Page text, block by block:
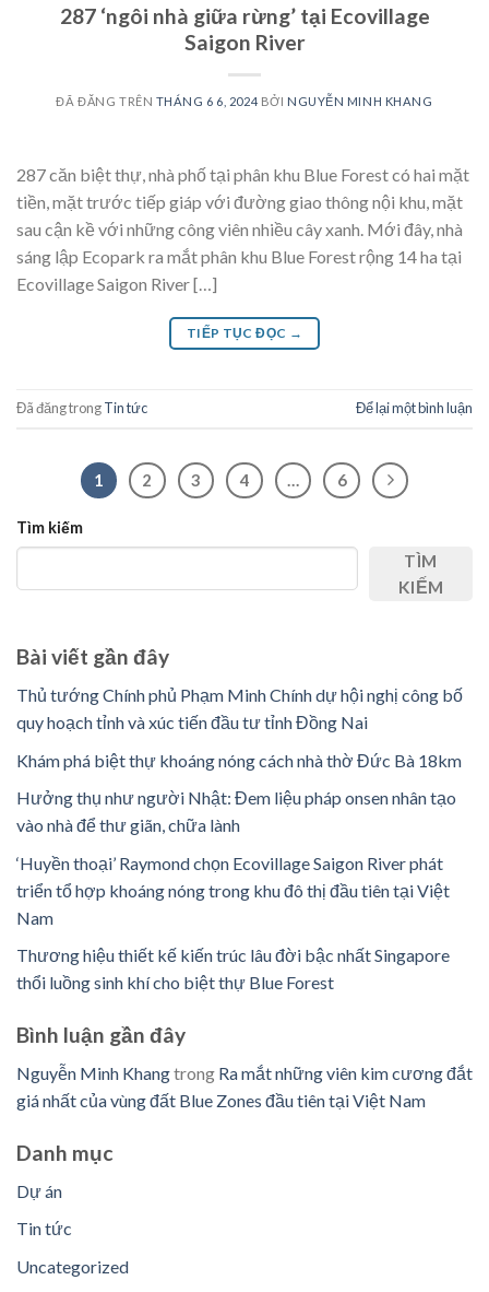
287 ‘ngôi nhà giữa rừng’ tại Ecovillage
Saigon River
ĐÃ ĐĂNG TRÊN THÁNG 6 6, 2024 BỞI NGUYỄN MINH KHANG
287 căn biệt thự, nhà phố tại phân khu Blue Forest có hai mặt
tiền, mặt trước tiếp giáp với đường giao thông nội khu, mặt
sau cận kề với những công viên nhiều cây xanh. Mới đây, nhà
sáng lập Ecopark ra mắt phân khu Blue Forest rộng 14 ha tại
Ecovillage Saigon River […]
TIẾP TỤC ĐỌC →
Đã đăng trongTin tức Để lại một bình luận
1 2 3 4 6
Tìm kiếm
TÌM
KIẾM
Bài viết gần đây
Thủ tướng Chính phủ Phạm Minh Chính dự hội nghị công bố
quy hoạch tỉnh và xúc tiến đầu tư tỉnh Đồng Nai
Khám phá biệt thự khoáng nóng cách nhà thờ Đức Bà 18km
Hưởng thụ như người Nhật: Đem liệu pháp onsen nhân tạo
vào nhà để thư giãn, chữa lành
‘Huyền thoại’ Raymond chọn Ecovillage Saigon River phát
triển tổ hợp khoáng nóng trong khu đô thị đầu tiên tại Việt
Nam
Thương hiệu thiết kế kiến trúc lâu đời bậc nhất Singapore
thổi luồng sinh khí cho biệt thự Blue Forest
Bình luận ​​gần đây
Nguyễn Minh Khangtrong Ra mắt những viên kim cương đắt
giá nhất của vùng đất Blue Zones đầu tiên tại Việt Nam
Danh mục
Dự án
Tin tức
Uncategorized